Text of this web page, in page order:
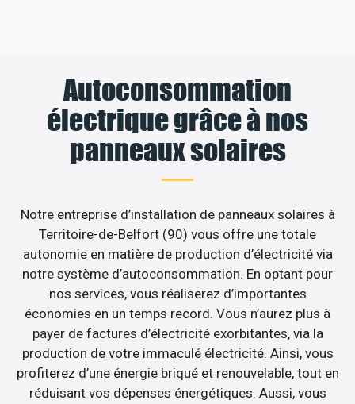
Autoconsommation
électrique grâce à nos
panneaux solaires
Notre entreprise d’installation de panneaux solaires à
Territoire-de-Belfort (90) vous offre une totale
autonomie en matière de production d’électricité via
notre système d’autoconsommation. En optant pour
nos services, vous réaliserez d’importantes
économies en un temps record. Vous n’aurez plus à
payer de factures d’électricité exorbitantes, via la
production de votre immaculé électricité. Ainsi, vous
profiterez d’une énergie briqué et renouvelable, tout en
réduisant vos dépenses énergétiques. Aussi, vous